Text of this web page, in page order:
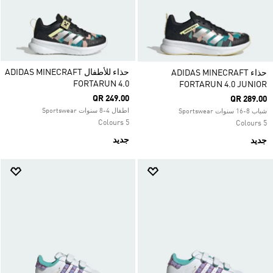
حذاء ADIDAS MINECRAFT
FORTARUN 4.0 JUNIOR
QR 289.00
شباب 8-16 سنوات Sportswear
5 Colours
جديد
حذاء للأطفال ADIDAS MINECRAFT
FORTARUN 4.0
QR 249.00
اطفال 4-8 سنوات Sportswear
5 Colours
جديد